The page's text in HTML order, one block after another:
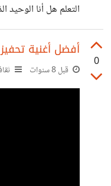
التعلم هل أنا
نفسي أعاني منه
0
أفضل أغنية
قبل 8 سنوات